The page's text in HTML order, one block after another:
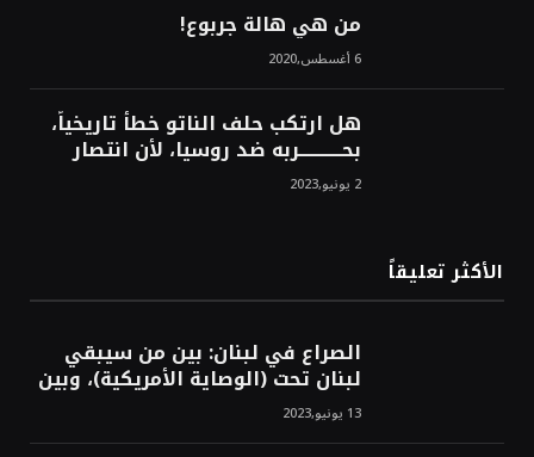
من هي هالة جربوع!
6 أغسطس,2020
هل ارتكب حلف الناتو خطأً تاريخياً،
بحــــــــــــربه ضد روسيا، لأن انتصار
روسيا الحتمي، سيفتت الناتو!محمد
محسن 2 يونيو,2023
الأكثر تعليقاً
الصراع في لبنان: بين من سيبقي
لبنان تحت (الوصاية الأمريكية)، وبين
من سيخرج لبنان من النفق الغربي!
محمد محسن13 يونيو,2023